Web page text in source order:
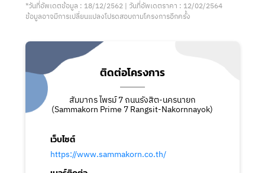
*วันที่อัพเดตข้อมูล : 18/12/2562 | วันที่อัพเดตราคา : 12/02/2564
ข้อมูลอาจมีการเปลี่ยนแปลงโปรดสอบถามโครงการอีกครั้ง
ติดต่อโครงการ
สัมมากร ไพรม์ 7 ถนนรังสิต-นครนายก
(Sammakorn Prime 7 Rangsit-Nakornnayok)
เว็บไซต์
https://www.sammakorn.co.th/